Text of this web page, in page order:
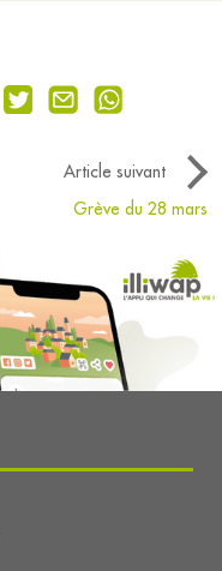
Article suivant
Grève du 28 mars